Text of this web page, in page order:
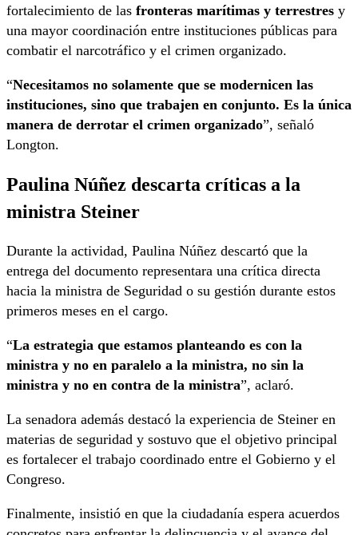
fortalecimiento de las fronteras marítimas y terrestres y
una mayor coordinación entre instituciones públicas para
combatir el narcotráfico y el crimen organizado.
“Necesitamos no solamente que se modernicen las
instituciones, sino que trabajen en conjunto. Es la única
manera de derrotar el crimen organizado”, señaló
Longton.
Paulina Núñez descarta críticas a la
ministra Steiner
Durante la actividad, Paulina Núñez descartó que la
entrega del documento representara una crítica directa
hacia la ministra de Seguridad o su gestión durante estos
primeros meses en el cargo.
“La estrategia que estamos planteando es con la
ministra y no en paralelo a la ministra, no sin la
ministra y no en contra de la ministra”, aclaró.
La senadora además destacó la experiencia de Steiner en
materias de seguridad y sostuvo que el objetivo principal
es fortalecer el trabajo coordinado entre el Gobierno y el
Congreso.
Finalmente, insistió en que la ciudadanía espera acuerdos